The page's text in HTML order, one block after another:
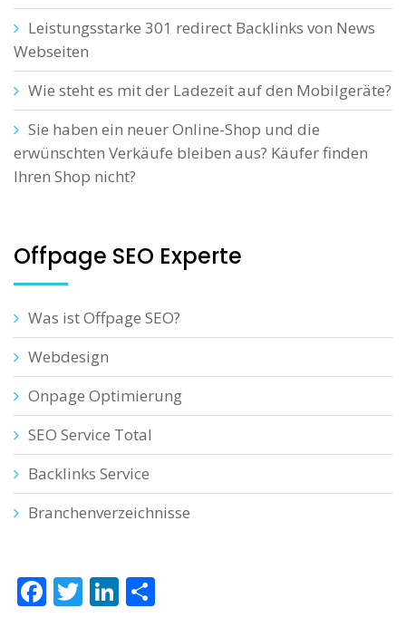
Leistungsstarke 301 redirect Backlinks von News
Webseiten
Wie steht es mit der Ladezeit auf den Mobilgeräte?
Sie haben ein neuer Online-Shop und die
erwünschten Verkäufe bleiben aus? Käufer finden
Ihren Shop nicht?
Offpage SEO Experte
Was ist Offpage SEO?
Webdesign
Onpage Optimierung
SEO Service Total
Backlinks Service
Branchenverzeichnisse
Facebook
TwitterLinkedIn